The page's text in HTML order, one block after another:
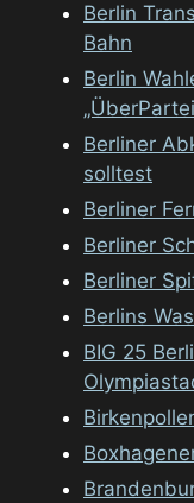
Berlin
Bahn
Berlin
Berliner
solltest
Berliner
Berliner
Berliner
Berlins
BIG 25